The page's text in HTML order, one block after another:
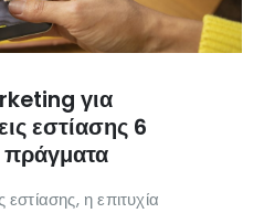
για
εστίασης 6
πράγματα
η επιτυχία